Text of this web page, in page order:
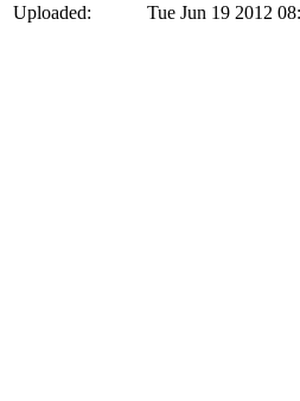
Uploaded:
Tue Jun 19 2012